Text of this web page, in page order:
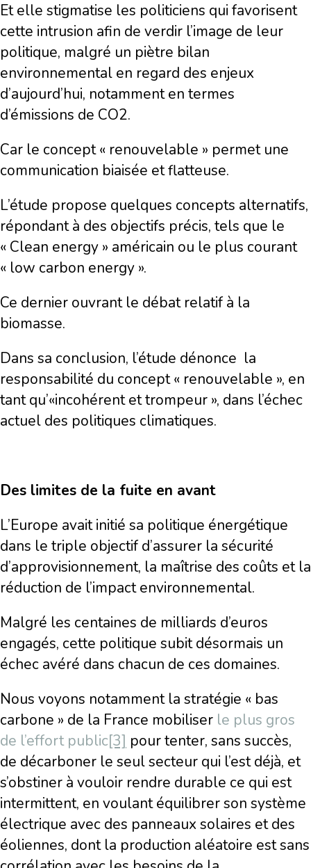
Et elle stigmatise les politiciens qui favorisent
cette intrusion afin de verdir l’image de leur
politique, malgré un piètre bilan
environnemental en regard des enjeux
d’aujourd’hui, notamment en termes
d’émissions de CO2.
Car le concept « renouvelable » permet une
communication biaisée et flatteuse.
L’étude propose quelques concepts alternatifs,
répondant à des objectifs précis, tels que le
« Clean energy » américain ou le plus courant
« low carbon energy ».
Ce dernier ouvrant le débat relatif à la
biomasse.
Dans sa conclusion, l’étude dénonce la
responsabilité du concept « renouvelable », en
tant qu’«incohérent et trompeur », dans l’échec
actuel des politiques climatiques.
Des limites de la fuite en avant
L’Europe avait initié sa politique énergétique
dans le triple objectif d’assurer la sécurité
d’approvisionnement, la maîtrise des coûts et la
réduction de l’impact environnemental.
Malgré les centaines de milliards d’euros
engagés, cette politique subit désormais un
échec avéré dans chacun de ces domaines.
Nous voyons notamment la stratégie « bas
carbone » de la France mobiliser le plus gros
de l’effort public[3] pour tenter, sans succès,
de décarboner le seul secteur qui l’est déjà, et
s’obstiner à vouloir rendre durable ce qui est
intermittent, en voulant équilibrer son système
électrique avec des panneaux solaires et des
éoliennes, dont la production aléatoire est sans